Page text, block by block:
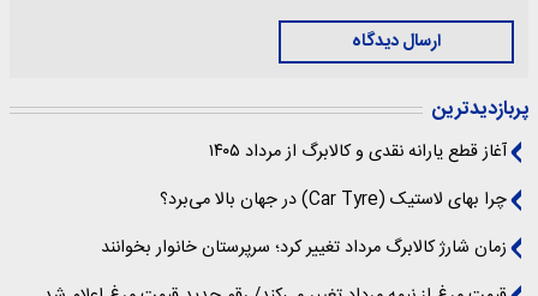
ارسال دیدگاه
پربازدیدترین
آغاز قطع یارانه نقدی و کالابرگ از مرداد ۱۴۰۵
چرا بهای لاستیک (Car Tyre) در جهان بالا می‌برد؟
زمان شارژ کالابرگ مرداد تغییر کرد؛ سرپرستان خانوار بخوانند